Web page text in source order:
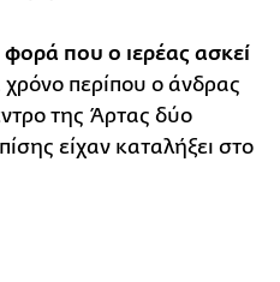
που ο ιερέας ασκεί
περίπου ο άνδρας
της Άρτας δύο
είχαν καταλήξει στο